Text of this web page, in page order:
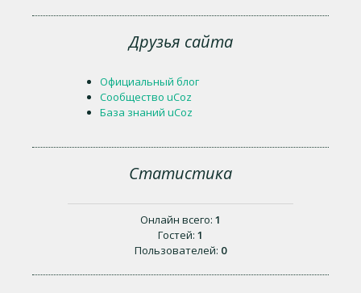
Друзья сайта
Официальный блог
Сообщество uCoz
База знаний uCoz
Статистика
Онлайн всего: 1
Гостей: 1
Пользователей: 0